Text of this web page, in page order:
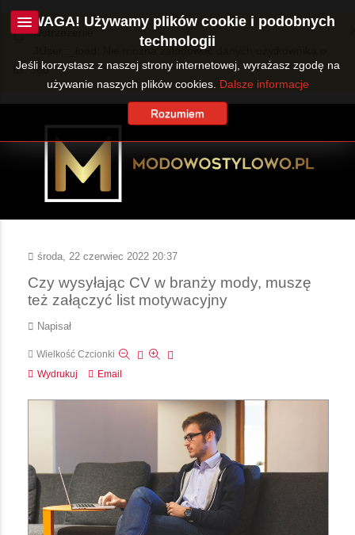
Ostrzeżenie
JUser::_load: Nie można załadować danych użytkownika o
ID: 360.
środa, 22 czerwiec 2022 20:37
Czy wysyłając CV w branży mody, muszę
też załączyć list motywacyjny
Napisał
Wielkość Czcionki
Wydrukuj
Email
UWAGA! Używamy plików cookie i podobnych
technologii
Jeśli korzystasz z naszej strony internetowej, wyrażasz zgodę na
używanie naszych plików cookies. Dalsze informacje
Rozumiem